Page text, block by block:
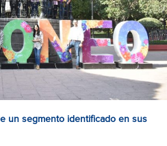
un segmento identificado en sus